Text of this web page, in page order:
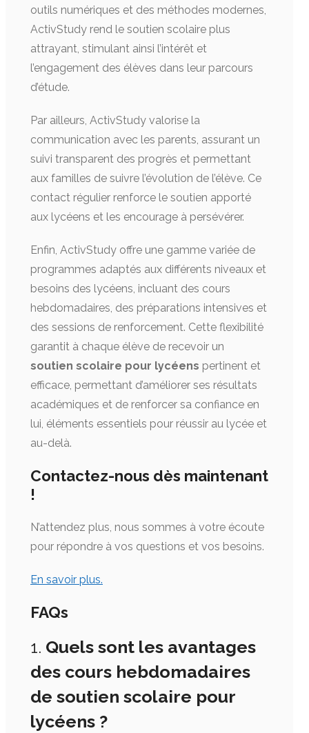
outils numériques et des méthodes modernes,
ActivStudy rend le soutien scolaire plus
attrayant, stimulant ainsi l’intérêt et
l’engagement des élèves dans leur parcours
d’étude.
Par ailleurs, ActivStudy valorise la
communication avec les parents, assurant un
suivi transparent des progrès et permettant
aux familles de suivre l’évolution de l’élève. Ce
contact régulier renforce le soutien apporté
aux lycéens et les encourage à persévérer.
Enfin, ActivStudy offre une gamme variée de
programmes adaptés aux différents niveaux et
besoins des lycéens, incluant des cours
hebdomadaires, des préparations intensives et
des sessions de renforcement. Cette flexibilité
garantit à chaque élève de recevoir un
soutien scolaire pour lycéens pertinent et
efficace, permettant d’améliorer ses résultats
académiques et de renforcer sa confiance en
lui, éléments essentiels pour réussir au lycée et
au-delà.
Contactez-nous dès maintenant
!
N’attendez plus, nous sommes à votre écoute
pour répondre à vos questions et vos besoins.
En savoir plus.
FAQs
1. Quels sont les avantages
des cours hebdomadaires
de soutien scolaire pour
lycéens ?